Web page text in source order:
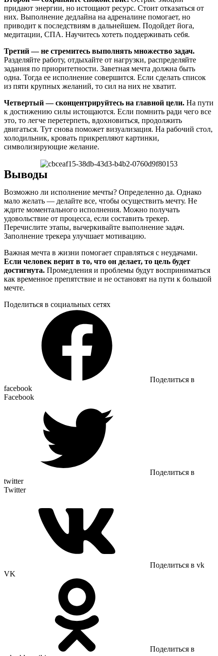
придают энергии, но истощают ресурс. Стоит отказаться от
них. Выполнение дедлайна на адреналине помогает, но
приводит к последствиям в дальнейшем. Подойдет йога,
медитации, СПА. Научитесь хотеть поддерживать себя.
Третий — не стремитесь выполнять множество задач.
Разделяйте работу, отдыхайте от нагрузки, распределяйте
задания по приоритетности. Заветная мечта должна быть
одна. Тогда ее исполнение совершится. Если сделать список
из пяти крупных желаний, то сил на них не хватит.
Четвертый — сконцентрируйтесь на главной цели. На пути
к достижению силы истощаются. Если помнить ради чего все
это, то легче перетерпеть, вдохновиться, продолжить
двигаться. Тут снова поможет визуализация. На рабочий стол,
холодильник, кровать прикрепляют картинки,
символизирующие желание.
Выводы
Возможно ли исполнение мечты? Определенно да. Однако
мало желать — делайте все, чтобы осуществить мечту. Не
ждите моментального исполнения. Можно получать
удовольствие от процесса, если составить трекер.
Перечислите этапы, вычеркивайте выполнение задач.
Заполнение трекера улучшает мотивацию.
Важная мечта в жизни помогает справляться с неудачами.
Если человек верит в то, что он делает, то цель будет
достигнута. Промедления и проблемы будут восприниматься
как временное препятствие и не остановят на пути к большой
мечте.
Поделиться в социальных сетях
Поделиться в
facebook
Facebook
Поделиться в
twitter
Twitter
Поделиться в vk
VK
Поделиться в